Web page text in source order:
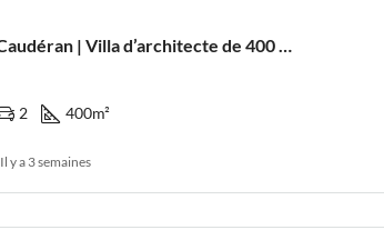
Bordeaux – Caudéran | Villa d’architecte de 400 m², une oasis contemporaine au cœur de la ville
2 400m²
Il y a 3 semaines